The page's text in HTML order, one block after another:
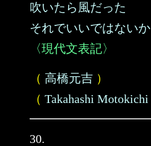
吹いたら風だった
それでいいではないか
〈現代文表記〉
（ 高橋元吉 ）
（ Takahashi Motokichi
30.